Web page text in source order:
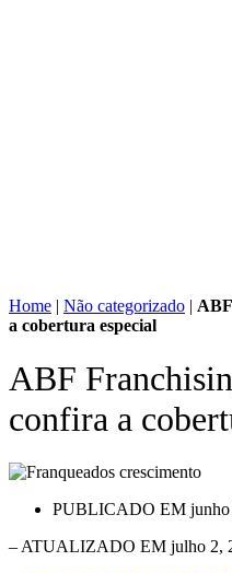
Home | Não categorizado |
a cobertura especial
ABF
confira a
PUBLICADO EM
– ATUALIZADO EM julho 2,